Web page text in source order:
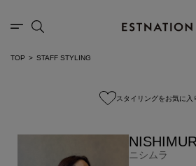
TOP STAFF STYLING
スタイリングをお気に入
ニシムラ